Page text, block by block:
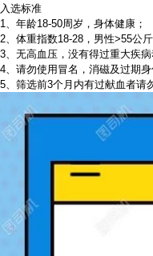
入选标准
1、年龄18-50周岁，身体健康；
2、体重指数18-28，男性>55公斤
3、无高血压，没有得过重大疾
4、请勿使用冒名，消磁及过期
5、筛选前3个月内有过献血者请